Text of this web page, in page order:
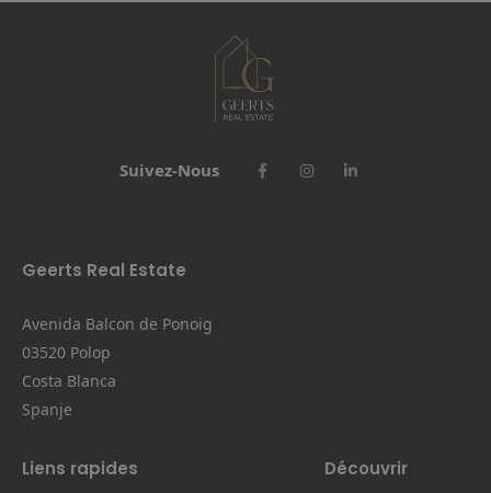
Suivez-Nous
Geerts Real Estate
Avenida Balcon de Ponoig
03520 Polop
Costa Blanca
Spanje
Liens rapides Découvrir